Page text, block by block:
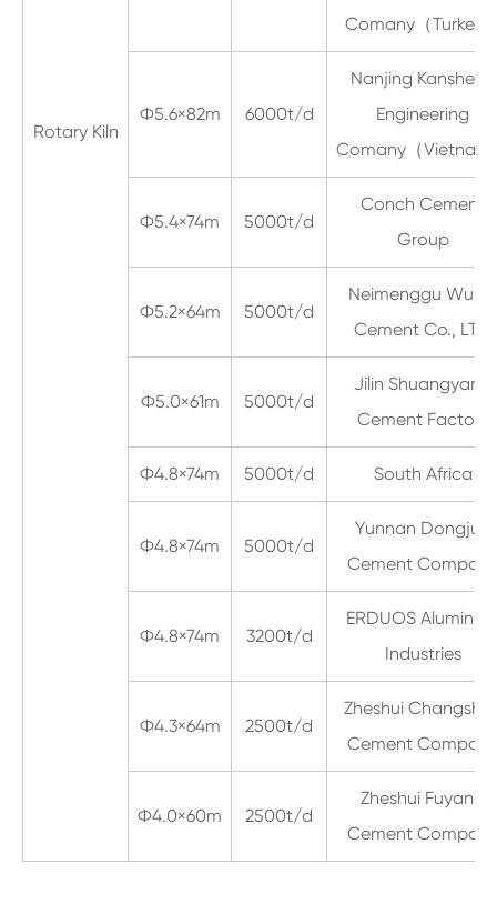
Rotary Kiln
Comany（Turkey
Ф5.6×82m 6000t/d
Nanjing Kansheng
Engineering
Comany（Vietnam
Ф5.4×74m 5000t/d
Conch Cement
Group
Ф5.2×64m 5000t/d
Neimenggu Wulan
Cement Co., LTD
Ф5.0×61m 5000t/d
Jilin Shuangyang
Cement Factory
Ф4.8×74m 5000t/d South Africa
Ф4.8×74m 5000t/d
Yunnan Dongjun
Cement Company
Ф4.8×74m 3200t/d
ERDUOS
Industries
Ф4.3×64m 2500t/d
Zheshui
Cement Company
Ф4.0×60m 2500t/d
Zheshui Fuyang
Cement Company